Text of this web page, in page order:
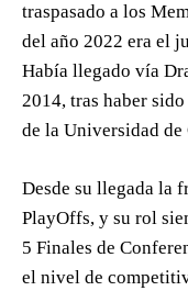
traspasado a los
del año 2022 era el
Había llegado vía
2014, tras haber
de la Universidad de
Desde su llegada la
PlayOffs, y su rol
5 Finales de
el nivel de